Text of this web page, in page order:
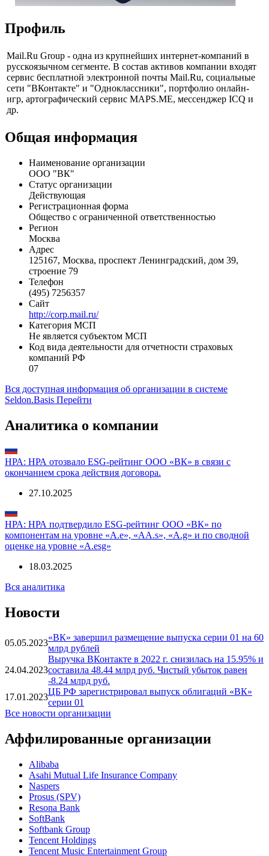
Профиль
Mail.Ru Group - одна из крупнейших интернет-компаний в
русскоязычном сегменте. В состав активов компании входят
сервис бесплатной электронной почты Mail.Ru, социальные
сети "ВКонтакте" и "Одноклассники", портфолио онлайн-
игр, артографический сервис MAPS.ME, мессенджер ICQ и
Общая информация
Наименование организации
ООО "ВК"
Статус организации
Действующая
Регистрационная форма
Общество с ограниченной ответственностью
Регион
Москва
Адрес
125167, Москва, проспект Ленинградский, дом 39,
строение 79
Телефон
(495) 7256357
Сайт
http://corp.mail.ru/
Категория МСП
Код вида деятельности для отчетности страховых
компаний РФ
Вся доступная информация об организации в системе
Аналитика о компании
окончанием срока действия договора.
27.10.2025
НРА: НРА подтвердило ESG-рейтинг ООО «ВК» по
оценке на уровне «А.esg»
Новости
«ВК» завершил размещение выпуска серии 01 на 60
млрд рублей
24.04.2023
Выручка ВКонтакте в 2022 г. снизилась на 15.95% и
составила 48.44 млрд руб. Чистый убыток равен
17.01.2023
серии 01
Аффилированные организации
Alibaba
Asahi Mutual Life Insurance Company
Naspers
Prosus (SPV)
Resona Bank